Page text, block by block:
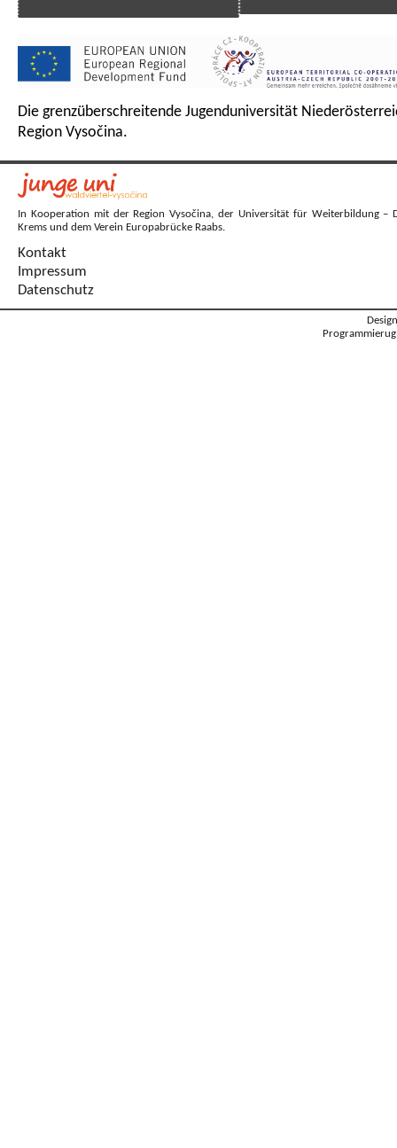
Die grenzüberschreitende Jugenduniversität
Region Vysočina.
In Kooperation mit der Region Vysočina, der Universität für Weiterbildung –
Krems und dem Verein Europabrücke Raabs.
Kontakt
Impressum
Datenschutz